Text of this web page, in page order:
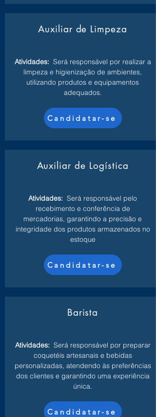
Auxiliar de Limpeza
Atividades: Será responsável por realizar a
limpeza e higienização de ambientes,
utilizando produtos e equipamentos
adequados.
Candidatar-se
Auxiliar de Logística
Atividades: Será responsável pelo
recebimento e conferência de
mercadorias, garantindo a precisão e
integridade dos produtos armazenados no
estoque
Candidatar-se
Barista
Atividades: Será responsável por preparar
coquetéis artesanais e bebidas
personalizadas, atendendo às preferências
dos clientes e garantindo uma experiência
única.
Candidatar-se